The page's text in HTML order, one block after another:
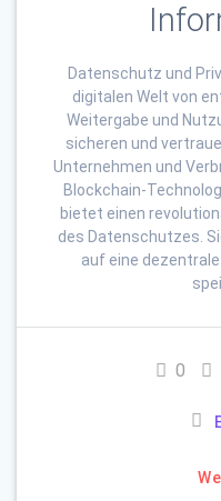
Datenschutz und
digitalen Welt von
Weitergabe und
sicheren und
Unternehmen und
Blockchain-
bietet einen
des Datenschutzes.
auf eine
0